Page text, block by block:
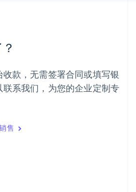
款，无需签署合同或填写银
系我们，为您的企业定制专
售